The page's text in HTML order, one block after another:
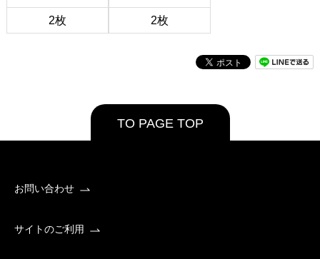
2枚 2枚
TO PAGE TOP
お問い合わせ
サイトのご利用